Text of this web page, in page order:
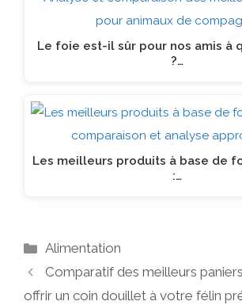
Le foie est-il sûr pour nos amis à
?…
Les meilleurs produits à base de
:…
Catégories
Alimentation
Comparatif des meilleurs
offrir un coin douillet à votre félin